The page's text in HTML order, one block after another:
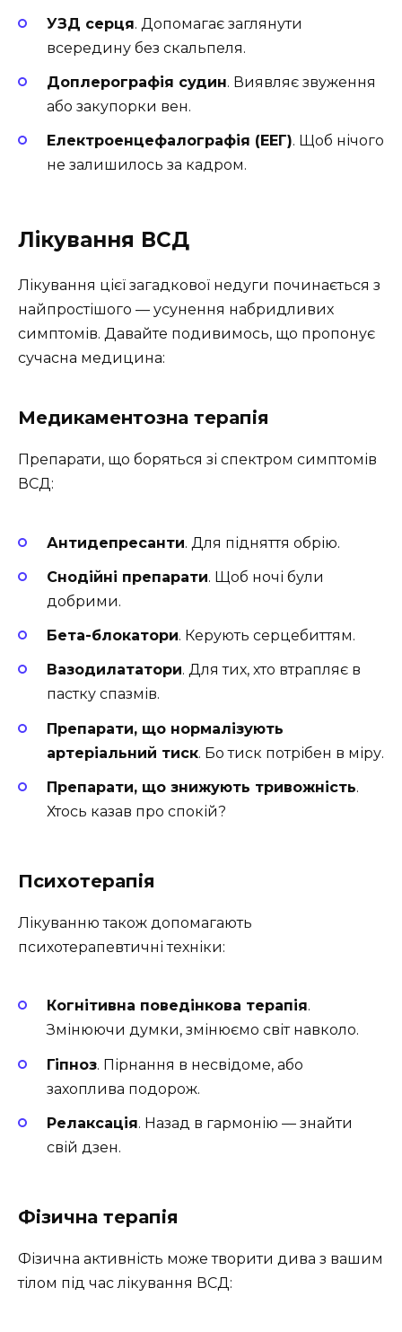
УЗД серця. Допомагає заглянути
всередину без скальпеля.
Доплерографія судин. Виявляє звуження
або закупорки вен.
Електроенцефалографія (ЕЕГ). Щоб нічого
не залишилось за кадром.
Лікування ВСД
Лікування цієї загадкової недуги починається з
найпростішого — усунення набридливих
симптомів. Давайте подивимось, що пропонує
сучасна медицина:
Медикаментозна терапія
Препарати, що боряться зі спектром симптомів
ВСД:
Антидепресанти. Для підняття обрію.
Снодійні препарати. Щоб ночі були
добрими.
Бета-блокатори. Керують серцебиттям.
Вазодилататори. Для тих, хто втрапляє в
пастку спазмів.
Препарати, що нормалізують
артеріальний тиск. Бо тиск потрібен в міру.
Препарати, що знижують тривожність.
Хтось казав про спокій?
Психотерапія
Лікуванню також допомагають
психотерапевтичні техніки:
Когнітивна поведінкова терапія.
Змінюючи думки, змінюємо світ навколо.
Гіпноз. Пірнання в несвідоме, або
захоплива подорож.
Релаксація. Назад в гармонію — знайти
свій дзен.
Фізична терапія
Фізична активність може творити дива з вашим
тілом під час лікування ВСД: